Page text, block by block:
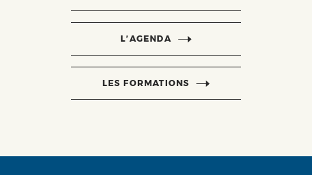
L’AGENDA
LES FORMATIONS